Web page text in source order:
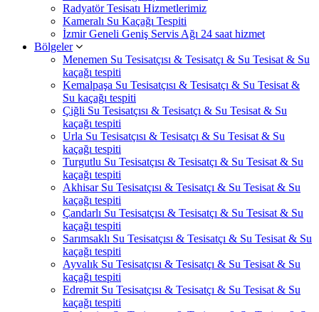
Radyatör Tesisatı Hizmetlerimiz
Kameralı Su Kaçağı Tespiti
İzmir Geneli Geniş Servis Ağı 24 saat hizmet
Bölgeler
Menemen Su Tesisatçısı & Tesisatçı & Su Tesisat & Su
kaçağı tespiti
Kemalpaşa Su Tesisatçısı & Tesisatçı & Su Tesisat &
Su kaçağı tespiti
Çiğli Su Tesisatçısı & Tesisatçı & Su Tesisat & Su
kaçağı tespiti
Urla Su Tesisatçısı & Tesisatçı & Su Tesisat & Su
kaçağı tespiti
Turgutlu Su Tesisatçısı & Tesisatçı & Su Tesisat & Su
kaçağı tespiti
Akhisar Su Tesisatçısı & Tesisatçı & Su Tesisat & Su
kaçağı tespiti
Çandarlı Su Tesisatçısı & Tesisatçı & Su Tesisat & Su
kaçağı tespiti
Sarımsaklı Su Tesisatçısı & Tesisatçı & Su Tesisat & Su
kaçağı tespiti
Ayvalık Su Tesisatçısı & Tesisatçı & Su Tesisat & Su
kaçağı tespiti
Edremit Su Tesisatçısı & Tesisatçı & Su Tesisat & Su
kaçağı tespiti